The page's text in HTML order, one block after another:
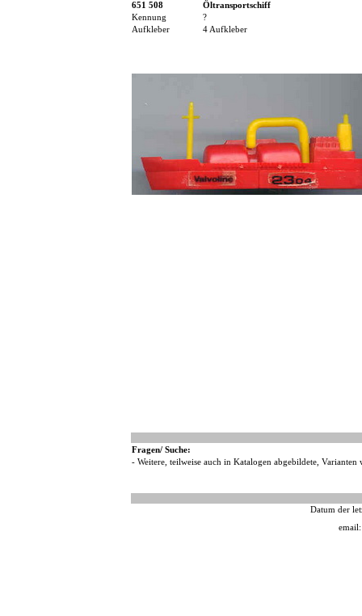
651 508
Öltransportschiff
Kennung
?
Aufkleber
4 Aufkleber
Fragen/ Suche:
- Weitere, teilweise auch in Katalogen abgebildete,
Datum der